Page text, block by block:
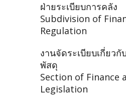
ฝ่ายระเบียบการคลัง
Subdivision of
Regulation
งานจัดระเบียบเกี่ยวกั
พัสดุ
Section of Finance
Legislation